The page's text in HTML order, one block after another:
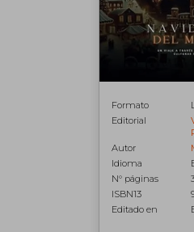
Formato
Editorial
Autor
Idioma
N° páginas
ISBN13
Editado en